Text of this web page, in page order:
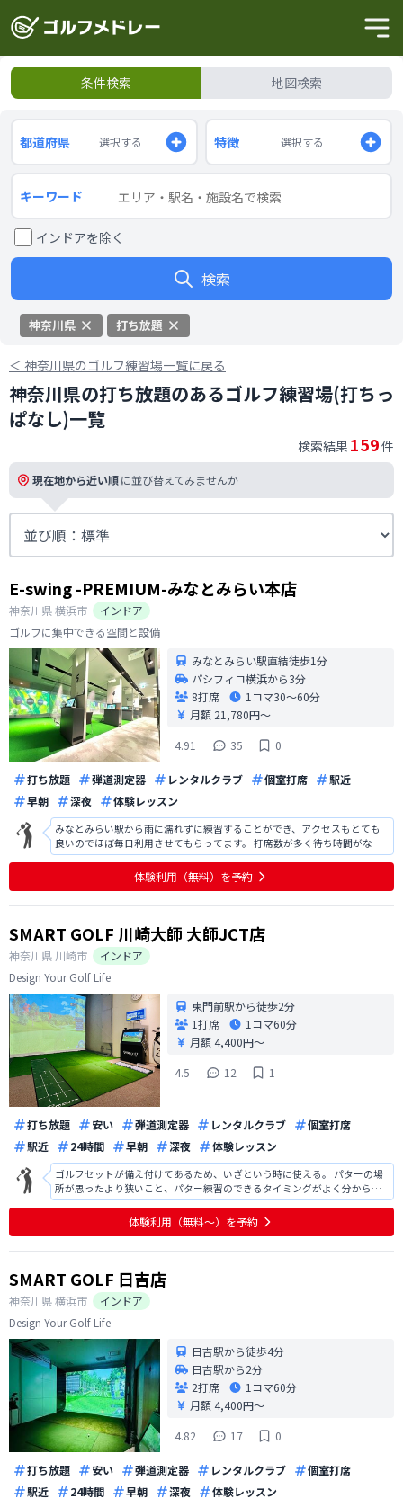
条件検索 地図検索
都道府県 選択する 特徴 選択する
キーワード
インドアを除く
検索
神奈川県 打ち放題
＜ 神奈川県のゴルフ練習場一覧に戻る
神奈川県の打ち放題のあるゴルフ練習場(打ちっ
ぱなし)一覧
検索結果 159件
現在地から近い順に並び替えてみませんか
E-swing -PREMIUM-みなとみらい本店
神奈川県横浜市
インドア
ゴルフに集中できる空間と設備
みなとみらい駅直結徒歩1分
パシフィコ横浜から3分
8打席
1コマ30〜60分
月額 21,780円〜
4.91
35 0
打ち放題 弾道測定器 レンタルクラブ 個室打席
駅近
早朝
深夜 体験レッスン
みなとみらい駅から雨に濡れずに練習することができ、アクセスもとても
良いのでほぼ毎日利用させてもらってます。 打席数が多く待ち時間がなく
気軽にふらっと利用できるのもとても良いです！
体験利用（無料）を予約
SMART GOLF 川崎大師 大師JCT店
神奈川県 川崎市
インドア
Design Your Golf Life
東門前駅から徒歩2分
1打席
1コマ60分
月額 4,400円〜
4.5
12 1
打ち放題 安い 弾道測定器 レンタルクラブ
個室打席
駅近
24時間 早朝 深夜 体験レッスン
ゴルフセットが備え付けてあるため、いざという時に使える。 パターの場
所が思ったより狭いこと、パター練習のできるタイミングがよく分からな
い。 傾斜マットがあるのは良い天気。 エアコンのハジから結露水？が垂れ
ていて、ソファーが濡れていることがあった。 使う前に、前回使った人の
画像が見えてしまう。敢えて見
体験利用（無料〜）を予約
SMART GOLF 日吉店
神奈川県横浜市
インドア
Design Your Golf Life
日吉駅から徒歩4分
日吉駅から2分
2打席
1コマ60分
月額 4,400円〜
4.82
17 0
打ち放題 安い 弾道測定器 レンタルクラブ
個室打席
駅近
24時間 早朝 深夜 体験レッスン